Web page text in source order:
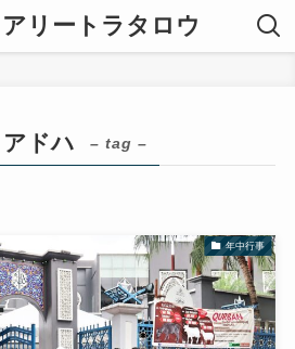
リートラタロウ
ドハ – tag –
年中行事